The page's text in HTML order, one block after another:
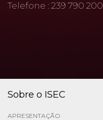
Telefone : 239 790 200
Sobre o ISEC
APRESENTAÇÃO